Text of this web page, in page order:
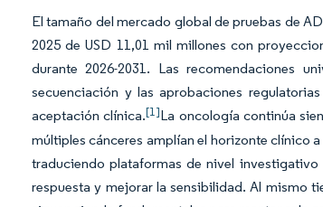
El tamaño del mercado global de pruebas de
2025 de USD 11,01 mil millones con
durante 2026-2031. Las recomendaciones
secuenciación y las aprobaciones
aceptación clínica.[1]La oncología continúa
múltiples cánceres amplían el horizonte clínico
traduciendo plataformas de nivel
respuesta y mejorar la sensibilidad. Al mismo